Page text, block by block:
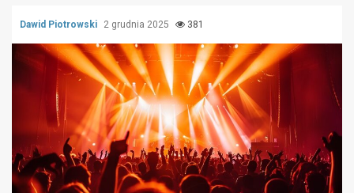
Dawid Piotrowski 2 grudnia 2025 381